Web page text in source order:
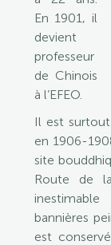
En 1901, il
devient
professeur
de Chinois
à l’EFEO.
Il est surtout
en 1906-
site
Route de
bannières
est